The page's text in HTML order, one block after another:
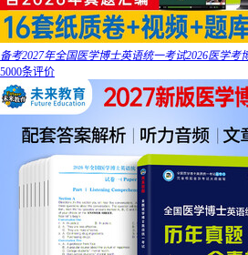
备考2027年全国医学博士英语统一考试2026医学考
5000条评价